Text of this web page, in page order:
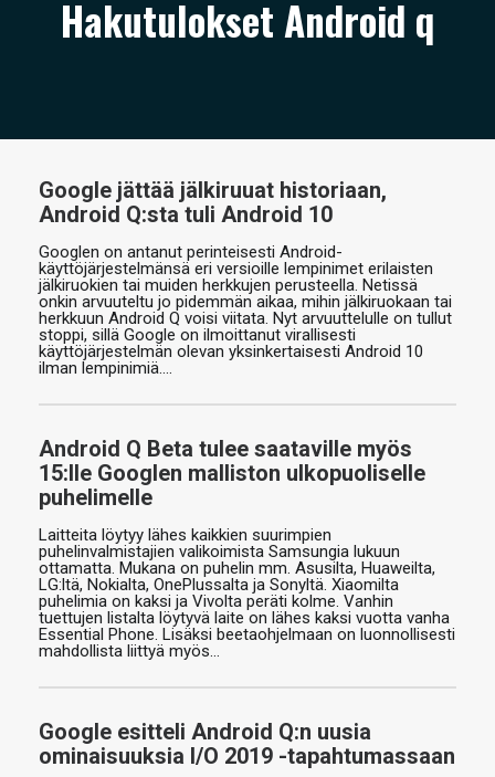
ARTIKKELIT
HINTA.FI
KAUPPA
VAIHDA TEEMA
Hakutulokset Android q
Google jättää jälkiruuat historiaan,
Android Q:sta tuli Android 10
Googlen on antanut perinteisesti Android-
käyttöjärjestelmänsä eri versioille lempinimet erilaisten
jälkiruokien tai muiden herkkujen perusteella. Netissä
onkin arvuuteltu jo pidemmän aikaa, mihin jälkiruokaan tai
herkkuun Android Q voisi viitata. Nyt arvuuttelulle on tullut
stoppi, sillä Google on ilmoittanut virallisesti
käyttöjärjestelmän olevan yksinkertaisesti Android 10
ilman lempinimiä.…
Android Q Beta tulee saataville myös
15:lle Googlen malliston ulkopuoliselle
puhelimelle
Laitteita löytyy lähes kaikkien suurimpien
puhelinvalmistajien valikoimista Samsungia lukuun
ottamatta. Mukana on puhelin mm. Asusilta, Huaweilta,
LG:ltä, Nokialta, OnePlussalta ja Sonyltä. Xiaomilta
puhelimia on kaksi ja Vivolta peräti kolme. Vanhin
tuettujen listalta löytyvä laite on lähes kaksi vuotta vanha
Essential Phone. Lisäksi beetaohjelmaan on luonnollisesti
mahdollista liittyä myös…
Google esitteli Android Q:n uusia
ominaisuuksia I/O 2019 -tapahtumassaan